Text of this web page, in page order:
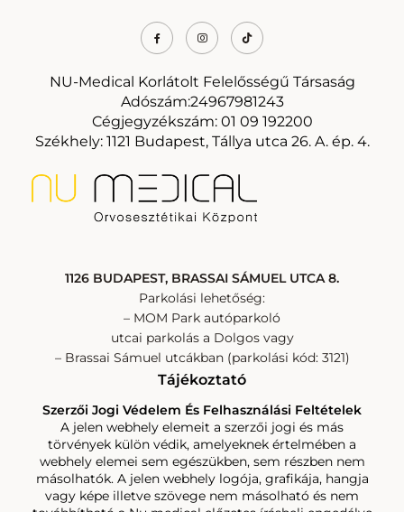
1126 BUDAPEST, BRASSAI SÁMUEL UTCA 8.
Parkolási lehetőség:
– MOM Park autóparkoló
utcai parkolás a Dolgos vagy
– Brassai Sámuel utcákban (parkolási kód: 3121)
NU-Medical Korlátolt Felelősségű Társaság
Adószám:24967981243
Cégjegyzékszám: 01 09 192200
Székhely: 1121 Budapest, Tállya utca 26. A. ép. 4.
Tájékoztató
Szerzői Jogi Védelem És Felhasználási Feltételek
A jelen webhely elemeit a szerzői jogi és más
törvények külön védik, amelyeknek értelmében a
webhely elemei sem egészükben, sem részben nem
másolhatók. A jelen webhely logója, grafikája, hangja
vagy képe illetve szövege nem másolható és nem